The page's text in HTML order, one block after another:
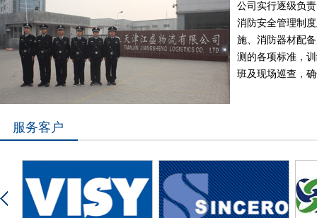
公司实行逐级负
消防安全管理制
施、消防器材配
测的各项标准，
班及现场巡查，
服务客户